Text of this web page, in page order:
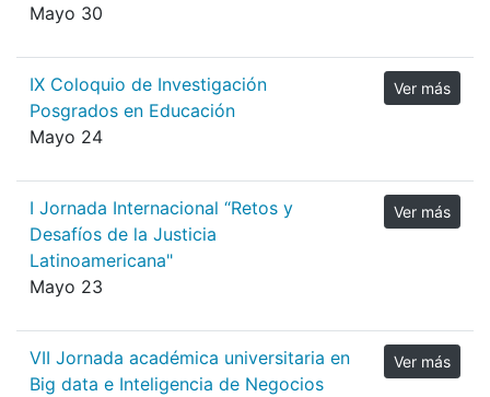
Mayo 30
IX Coloquio de Investigación
Posgrados en Educación
Mayo 24
Ver más
I Jornada Internacional “Retos y
Desafíos de la Justicia
Latinoamericana"
Mayo 23
Ver más
VII Jornada académica universitaria en
Big data e Inteligencia de Negocios
Ver más